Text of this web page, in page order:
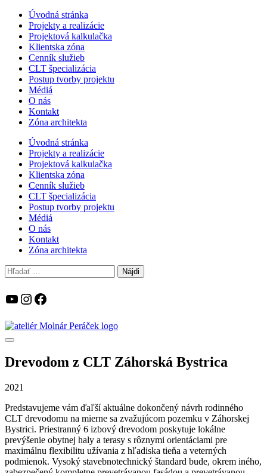
Úvodná stránka
Projekty a realizácie
Projektová kalkulačka
Klientska zóna
Cenník služieb
CLT špecializácia
Postup tvorby projektu
Médiá
O nás
Kontakt
Zóna architekta
Úvodná stránka
Projekty a realizácie
Projektová kalkulačka
Klientska zóna
Cenník služieb
CLT špecializácia
Postup tvorby projektu
Médiá
O nás
Kontakt
Zóna architekta
Hľadať:
YouTube
Instagram
Facebook
Drevodom z CLT Záhorská Bystrica
2021
Predstavujeme vám ďaľší aktuálne dokončený návrh rodinného
CLT drevodomu na mierne sa zvažujúcom pozemku v Záhorskej
Bystrici. Priestranný 6 izbový drevodom poskytuje lokálne
prevýšenie obytnej haly a terasy s rôznymi orientáciami pre
maximálnu flexibilitu užívania z hľadiska tieňa a veterných
podmienok. Vysoký stavebnotechnický štandard bude, okrem iného,